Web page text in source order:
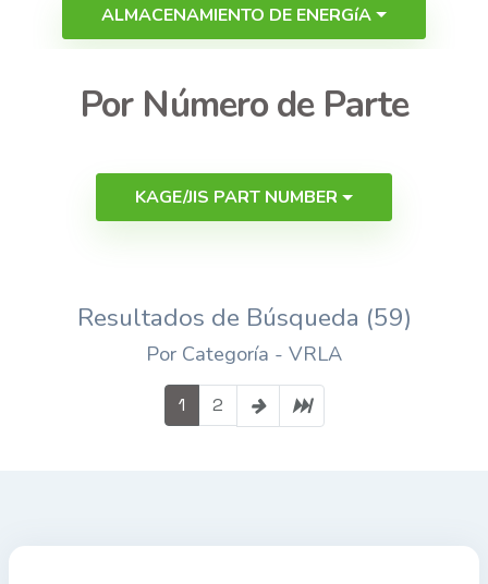
ALMACENAMIENTO DE ENERGíA
Por Número de Parte
KAGE/JIS PART NUMBER
Resultados de Búsqueda (59)
Por Categoría - VRLA
1 2